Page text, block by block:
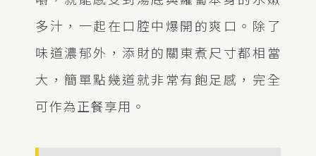
多汁，一起在口腔中爆開的爽口。除了
味道濃郁外，添財的關東煮尺寸都相當
大，簡單點幾道就非常有飽足感，完全
可作為正餐享用。